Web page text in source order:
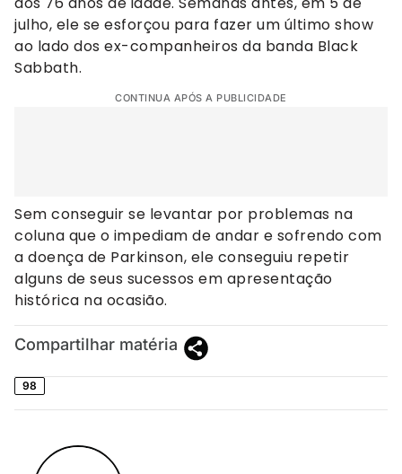
julho, ele se esforçou para fazer um último show
ao lado dos ex-companheiros da banda Black
Sabbath.
CONTINUA APÓS A PUBLICIDADE
Sem conseguir se levantar por problemas na
coluna que o impediam de andar e sofrendo com
a doença de Parkinson, ele conseguiu repetir
alguns de seus sucessos em apresentação
histórica na ocasião.
Compartilhar matéria
98